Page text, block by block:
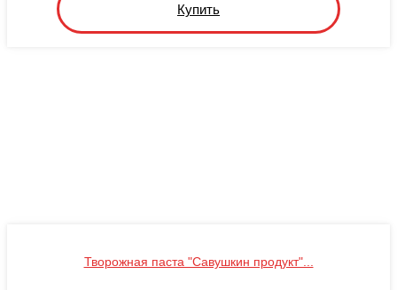
Купить
Творожная паста "Савушкин продукт"...